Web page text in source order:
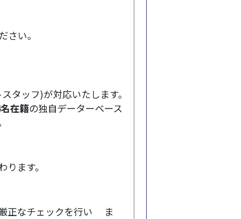
い。
タッフ)が対応いたします。
在籍の独自データーベース
ます。
正なチェックを行い ま